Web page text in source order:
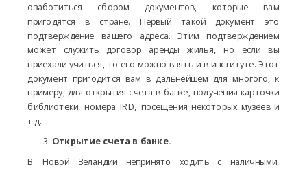
озаботиться сбором документов, которые вам
пригодятся в стране. Первый такой документ это
подтверждение вашего адреса. Этим подтверждением
может служить договор аренды жилья, но если вы
приехали учиться, то его можно взять и в институте. Этот
документ пригодится вам в дальнейшем для многого, к
примеру, для открытия счета в банке, получения карточки
библиотеки, номера IRD, посещения некоторых музеев и
т.д.
Открытие счета в банке.
В Новой Зеландии непринято ходить с наличными,